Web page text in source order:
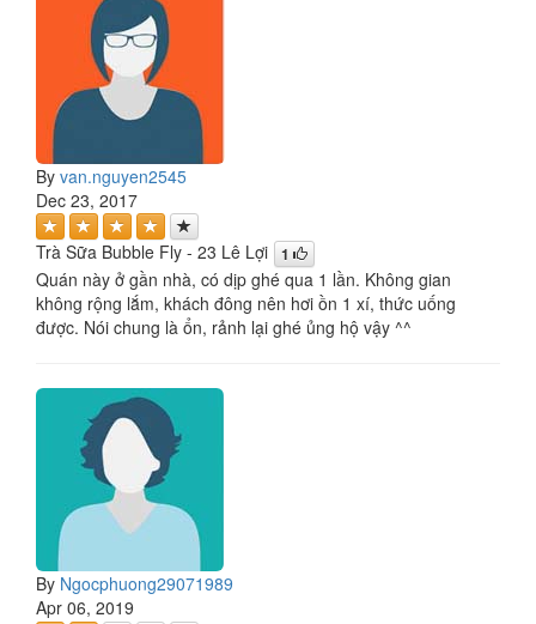
By van.nguyen2545
Dec 23, 2017
Trà Sữa Bubble Fly - 23 Lê Lợi 1
Quán này ở gần nhà, có dịp ghé qua 1 lần. Không gian
không rộng lắm, khách đông nên hơi ồn 1 xí, thức uống
được. Nói chung là ổn, rảnh lại ghé ủng hộ vậy ^^
By Ngocphuong29071989
Apr 06, 2019